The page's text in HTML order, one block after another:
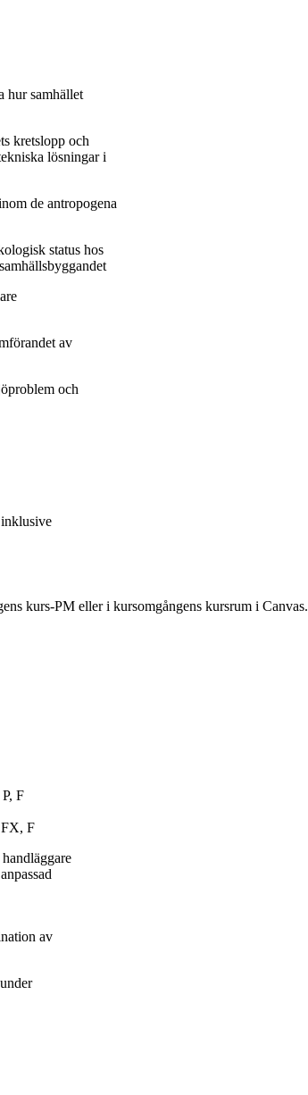
hur samhället
kretslopp och
lösningar i
de antropogena
status hos
av
och
kurs-PM eller i kursomgångens kursrum i Canvas.
F
F
av